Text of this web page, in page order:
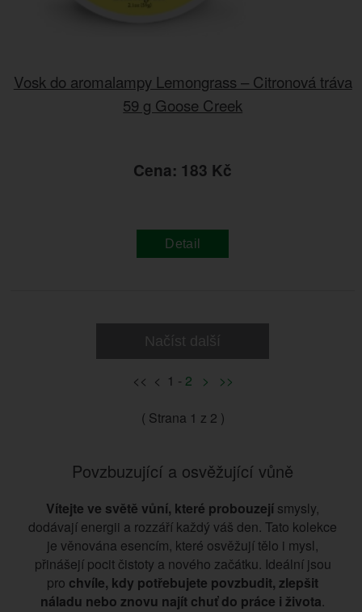
Vosk do aromalampy Lemongrass – Citronová tráva
59 g Goose Creek
Cena: 183 Kč
Detail
Načíst další
<< < 1 - 2 >
>>
( Strana 1 z 2 )
Povzbuzující a osvěžující vůně
Vítejte ve světě vůní, které probouzejí smysly,
dodávají energii a rozzáří každý váš den. Tato kolekce
je věnována esencím, které osvěžují tělo i mysl,
přinášejí pocit čistoty a nového začátku. Ideální jsou
pro chvíle, kdy potřebujete povzbudit, zlepšit
náladu nebo znovu najít chuť do práce i života.